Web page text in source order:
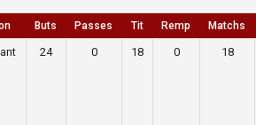
Buts Passes Tit Remp Matchs
24 0 18 0 18